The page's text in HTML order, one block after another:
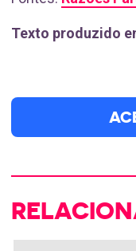
Texto produzido